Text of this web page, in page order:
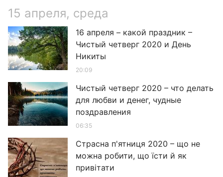
15 апреля, среда
16 апреля – какой праздник –
Чистый четверг 2020 и День
Никиты
20:09
Чистый четверг 2020 – что делать
для любви и денег, чудные
поздравления
06:35
Страсна п'ятниця 2020 – що не
можна робити, що їсти й як
привітати